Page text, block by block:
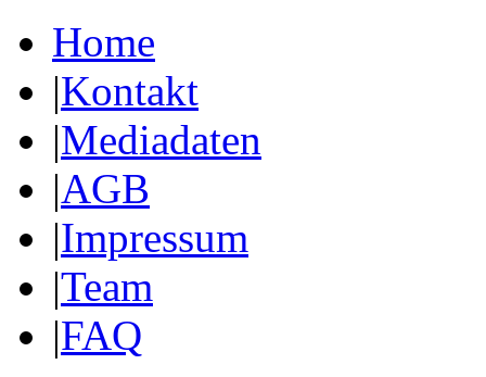
Home
|Kontakt
|Mediadaten
|AGB
|Impressum
|Team
|FAQ